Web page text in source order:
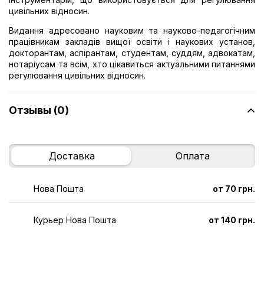
цивільних відносин.
Видання адресовано науковим та науково-педагогічним
працівникам закладів вищої освіти і наукових установ,
докторантам, аспірантам, студентам, суддям, адвокатам,
нотаріусам та всім, хто цікавиться актуальними питаннями
регулювання цивільних відносин.
Отзывы (0)
Доставка Оплата
Нова Пошта от 70 грн.
Курьер Нова Пошта от 140 грн.